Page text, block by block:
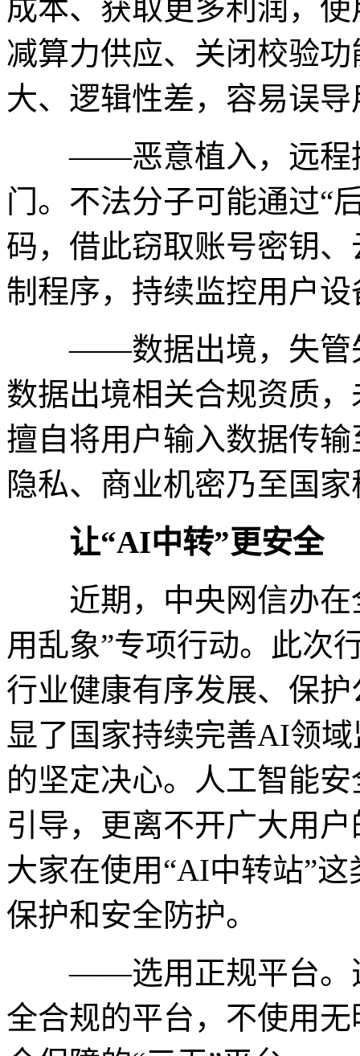
成本、获取更多利润，
减算力供应、关闭校验
大、逻辑性差，容易误
——恶意植入，远程控
门。不法分子可能通过“
码，借此窃取账号密钥
制程序，持续监控用户
——数据出境，失管失
数据出境相关合规资质
擅自将用户输入数据传
隐私、商业机密乃至国
让“AI中转”更安全
近期，中央网信办在
用乱象”专项行动。此次
行业健康有序发展、保
显了国家持续完善AI领
的坚定决心。人工智能
引导，更离不开广大用
大家在使用“AI中转站”
保护和安全防护。
——选用正规平台。选
全合规的平台，不使用